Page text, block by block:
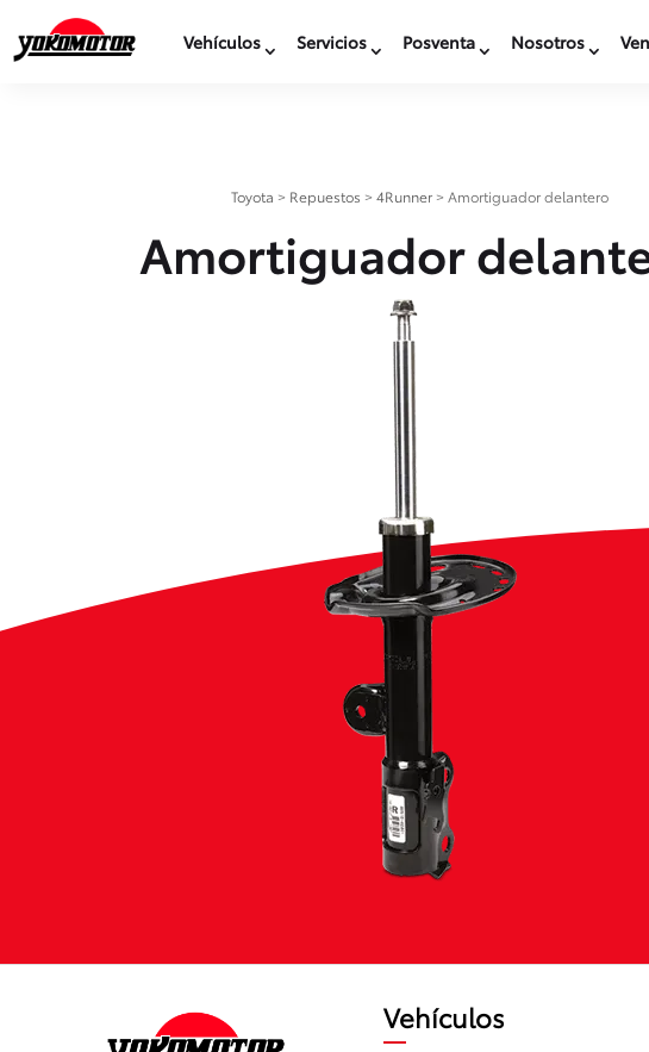
Vehículos Servicios Posventa Nosotros
Toyota > Repuestos >4Runner >Amortiguador delantero
Amortiguador
Vehículos